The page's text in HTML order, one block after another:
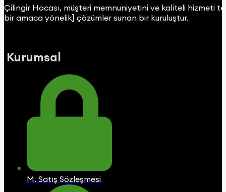
Çilingir Hocası, müşteri memnuniyetini ve kaliteli hizmeti
bir amaca yönelik] çözümler sunan bir kuruluştur.
Kurumsal
M. Satış Sözleşmesi